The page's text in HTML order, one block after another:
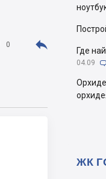
0  Где
04.09 
ЖК